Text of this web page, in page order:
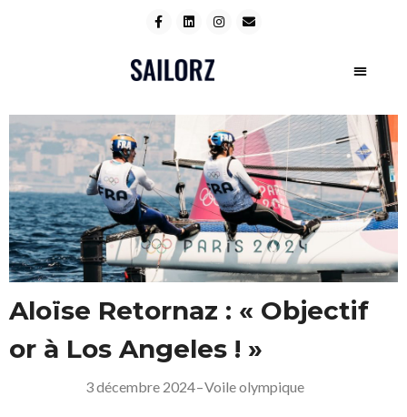
Aloïse Retornaz : « Objectif
or à Los Angeles ! »
3 décembre 2024–Voile olympique